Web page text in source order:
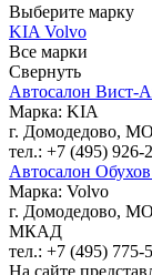
Выберите марку
KIA Volvo
Все марки
Свернуть
Автосалон Вист-
Марка: KIA
г. Домодедово,
тел.: +7 (495) 926-
Автосалон
Марка: Volvo
г. Домодедово,
МКАД
тел.: +7 (495) 775-
На сайте